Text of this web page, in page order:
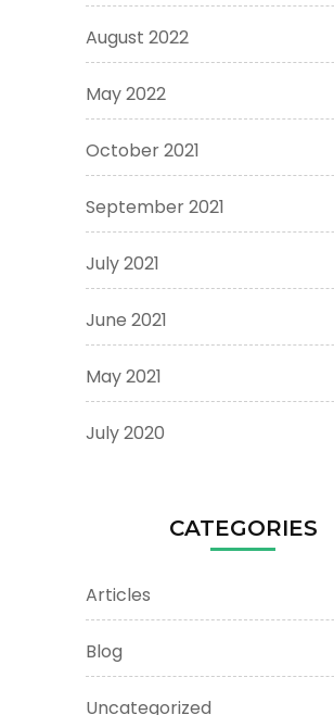
August 2022
May 2022
October 2021
September 2021
July 2021
June 2021
May 2021
July 2020
CATEGORIES
Articles
Blog
Uncategorized